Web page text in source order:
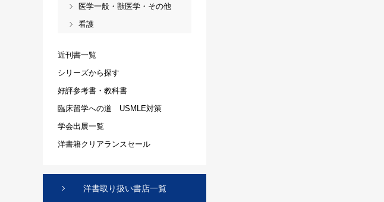
医学一般・獣医学・その他
看護
近刊書一覧
シリーズから探す
好評参考書・教科書
臨床留学への道 USMLE対策
学会出展一覧
洋書籍クリアランスセール
洋書取り扱い書店一覧